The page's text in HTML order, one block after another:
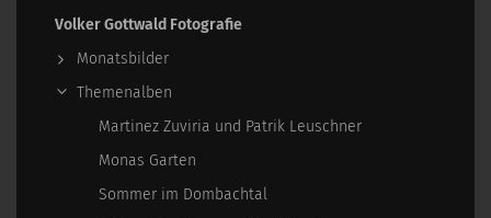
Volker Gottwald Fotografie
Monatsbilder
Themenalben
Martinez Zuviria und Patrik Leuschner
Monas Garten
Sommer im Dombachtal